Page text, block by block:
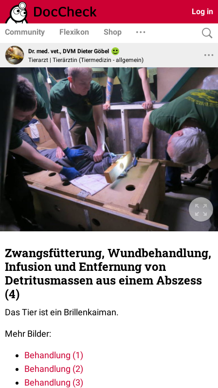
Log in
Community Flexikon Shop
Dr. med. vet., DVM Dieter Göbel
Tierarzt | Tierärztin (Tiermedizin - allgemein)
Zwangsfütterung, Wundbehandlung,
Infusion und Entfernung von
Detritusmassen aus einem Abszess
(4)
Das Tier ist ein Brillenkaiman.
Mehr Bilder:
Behandlung (1)
Behandlung (2)
Behandlung (3)